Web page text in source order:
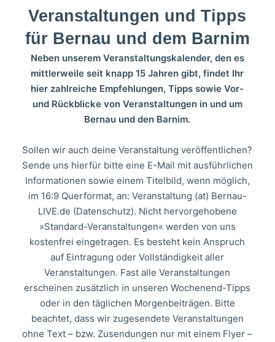
Veranstaltungen und Tipps
für Bernau und dem Barnim
Neben unserem Veranstaltungskalender, den es
mittlerweile seit knapp 15 Jahren gibt, findet Ihr
hier zahlreiche Empfehlungen, Tipps sowie Vor-
und Rückblicke von Veranstaltungen in und um
Bernau und den Barnim.
Sollen wir auch deine Veranstaltung veröffentlichen?
Sende uns hierfür bitte eine E-Mail mit ausführlichen
Informationen sowie einem Titelbild, wenn möglich,
im 16:9 Querformat, an: Veranstaltung (at) Bernau-
LIVE.de (Datenschutz). Nicht hervorgehobene
»Standard-Veranstaltungen« werden von uns
kostenfrei eingetragen. Es besteht kein Anspruch
auf Eintragung oder Vollständigkeit aller
Veranstaltungen. Fast alle Veranstaltungen
erscheinen zusätzlich in unseren Wochenend-Tipps
oder in den täglichen Morgenbeiträgen. Bitte
beachtet, dass wir zugesendete Veranstaltungen
ohne Text – bzw. Zusendungen nur mit einem Flyer –